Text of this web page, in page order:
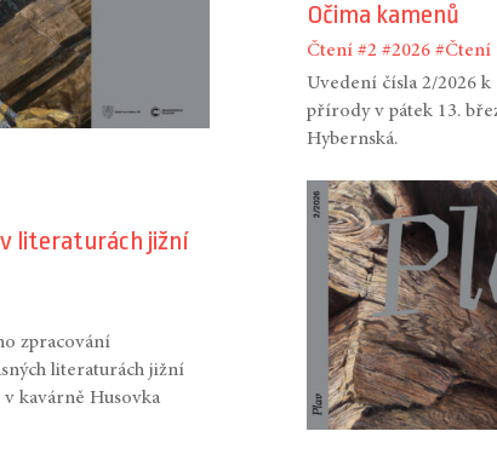
Očima kamenů
Čtení #2 #2026 #Čtení
Uvedení čísla 2/2026 k
přírody v pátek 13.
Hybernská.
v literaturách jižní
zpracování
literaturách jižní
kavárně Husovka